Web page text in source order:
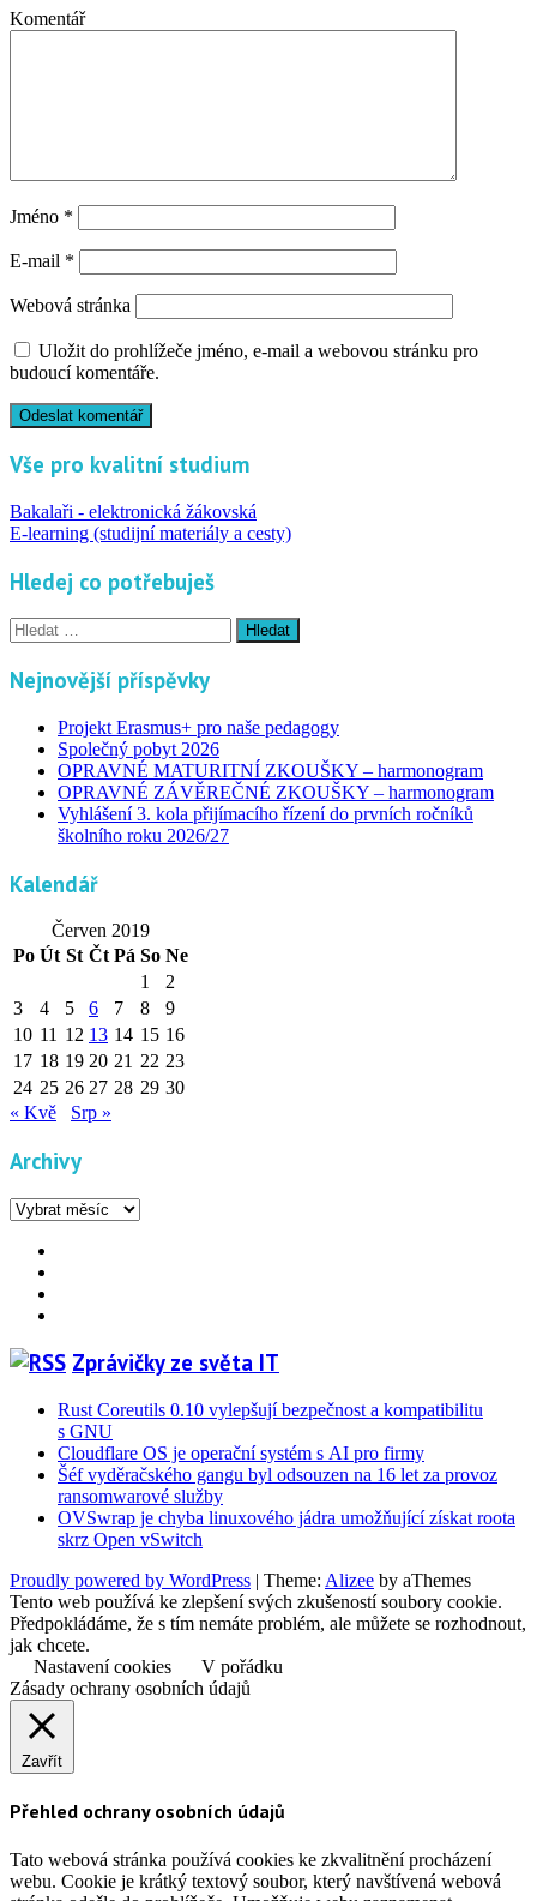
Komentář
Jméno *
E-mail *
Webová stránka
Uložit do prohlížeče jméno, e-mail a webovou stránku pro
budoucí komentáře.
Vše pro kvalitní studium
Bakalaři - elektronická žákovská
E-learning (studijní materiály a cesty)
Hledej co potřebuješ
Vyhledávání
Nejnovější příspěvky
Projekt Erasmus+ pro naše pedagogy
Společný pobyt 2026
OPRAVNÉ MATURITNÍ ZKOUŠKY – harmonogram
OPRAVNÉ ZÁVĚREČNÉ ZKOUŠKY – harmonogram
Vyhlášení 3. kola přijímacího řízení do prvních ročníků
školního roku 2026/27
Kalendář
Červen 2019
Po Út St Čt Pá So Ne
1
2
3
4 5 6 7 8
9
10 11 12 13 14 15 16
17 18 19 20 21 22 23
24 25 26 27 28 29 30
« Kvě
Srp »
Archivy
Archivy
Zprávičky ze světa IT
Rust Coreutils 0.10 vylepšují bezpečnost a kompatibilitu
s GNU
Cloudflare OS je operační systém s AI pro firmy
Šéf vyděračského gangu byl odsouzen na 16 let za provoz
ransomwarové služby
OVSwrap je chyba linuxového jádra umožňující získat roota
skrz Open vSwitch
Proudly powered by WordPress | Theme: Alizee by aThemes
Tento web používá ke zlepšení svých zkušeností soubory cookie.
Předpokládáme, že s tím nemáte problém, ale můžete se rozhodnout,
jak chcete.
Nastavení cookies
V pořádku
Zásady ochrany osobních údajů
Zavřít
Přehled ochrany osobních údajů
Tato webová stránka používá cookies ke zkvalitnění procházení
webu. Cookie je krátký textový soubor, který navštívená webová